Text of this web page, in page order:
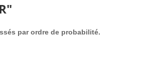
par ordre de probabilité.